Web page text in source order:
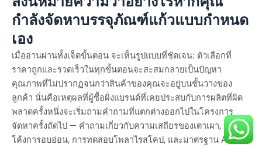
กำลังจัดหาบรรจุภัณฑ์แก้วแบบกำหนด
เอง
เมื่ออ่านผ่านทั้งเจ็ดขั้นตอน จะเห็นรูปแบบที่ชัดเจน: ตัวเลือกที่
ราคาถูกและรวดเร็วในทุกขั้นตอนจะสะสมกลายเป็นปัญหา
คุณภาพที่ไม่ปรากฏจนกว่าสินค้าของคุณจะอยู่บนชั้นวางของ
ลูกค้า นั่นคือเหตุผลที่ผู้ซื้อฝั่งแบรนด์ที่เคยประสบกับการผลิตที่ผิด
พลาดครั้งหนึ่งจะเริ่มถามคำถามที่แตกต่างออกไปในโครงการ
จัดหาครั้งถัดไป — คำถามเกี่ยวกับความเสถียรของเตาเผา, เส้น
โค้งการอบอ่อน, การทดสอบโพลาไรสโคป, และมาตรฐาน AQL